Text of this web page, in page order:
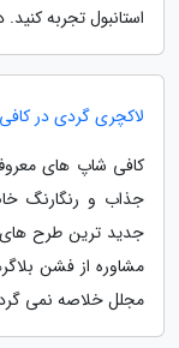
استانبول تجربه کنید.
لاکچری گردی در
کافی شاپ های
جذاب و رنگارنگ
جدید ترین طرح های
مشاوره از فشن
مجلل خلاصه نمی